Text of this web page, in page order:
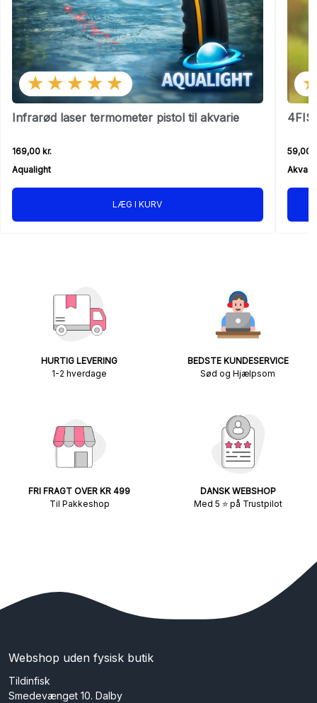
★★★★★
Infrarød laser termometer pistol til akvarie
169,00 kr.
Aqualight
LÆG I KURV
59,00
HURTIG LEVERING
1-2 hverdage
BEDSTE KUNDESERVICE
Sød og Hjælpsom
FRI FRAGT OVER KR 499
Til Pakkeshop
DANSK WEBSHOP
Med 5 ⭐ på Trustpilot
Webshop uden fysisk butik
Tildinfisk
Smedevænget 10. Dalby